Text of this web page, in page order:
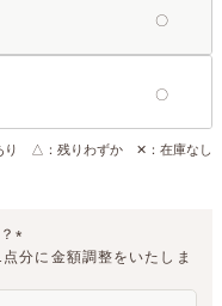
(
須
分に金額調整をいたしま
り △：残りわずか ✕：在庫なし